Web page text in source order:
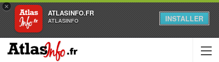
×
ATLASINFO.FR
ATLASINFO INSTALLER